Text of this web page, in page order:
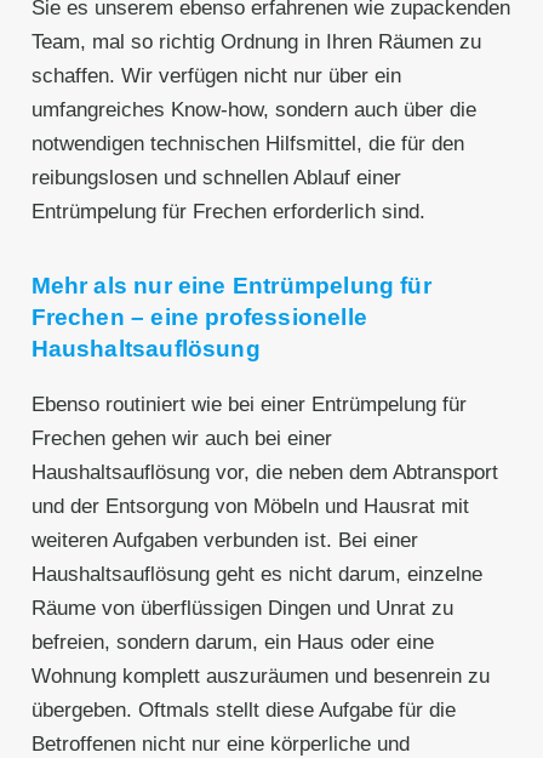
Sie es unserem ebenso erfahrenen wie zupackenden
Team, mal so richtig Ordnung in Ihren Räumen zu
schaffen. Wir verfügen nicht nur über ein
umfangreiches Know-how, sondern auch über die
notwendigen technischen Hilfsmittel, die für den
reibungslosen und schnellen Ablauf einer
Entrümpelung für Frechen erforderlich sind.
Mehr als nur eine Entrümpelung für
Frechen – eine professionelle
Haushaltsauflösung
Ebenso routiniert wie bei einer Entrümpelung für
Frechen gehen wir auch bei einer
Haushaltsauflösung vor, die neben dem Abtransport
und der Entsorgung von Möbeln und Hausrat mit
weiteren Aufgaben verbunden ist. Bei einer
Haushaltsauflösung geht es nicht darum, einzelne
Räume von überflüssigen Dingen und Unrat zu
befreien, sondern darum, ein Haus oder eine
Wohnung komplett auszuräumen und besenrein zu
übergeben. Oftmals stellt diese Aufgabe für die
Betroffenen nicht nur eine körperliche und